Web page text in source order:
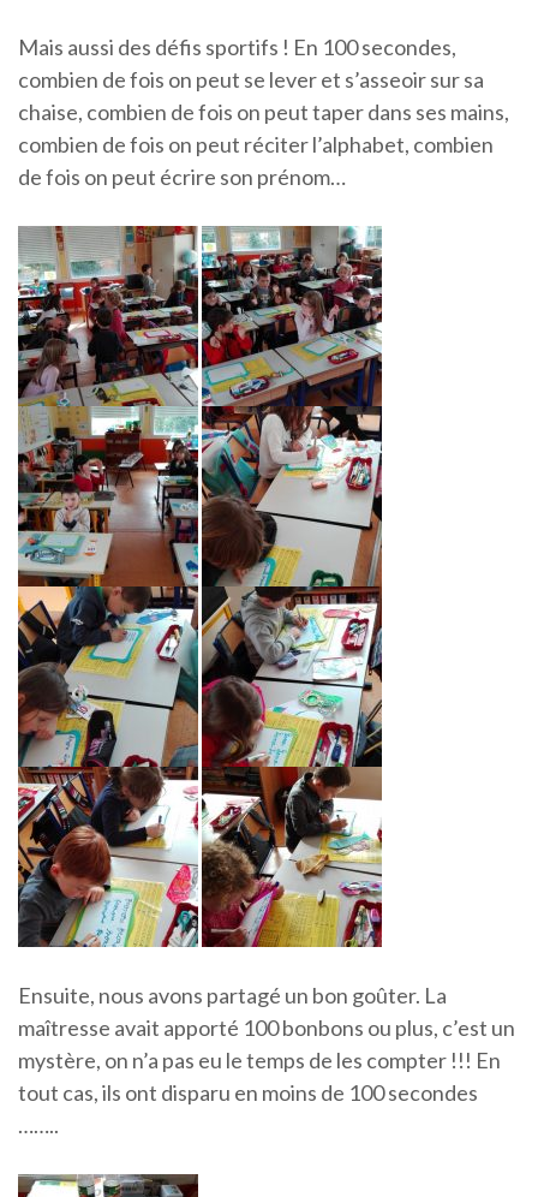
Mais aussi des défis sportifs ! En 100 secondes,
combien de fois on peut se lever et s’asseoir sur sa
chaise, combien de fois on peut taper dans ses mains,
combien de fois on peut réciter l’alphabet, combien
de fois on peut écrire son prénom…
Ensuite, nous avons partagé un bon goûter. La
maîtresse avait apporté 100 bonbons ou plus, c’est un
mystère, on n’a pas eu le temps de les compter !!! En
tout cas, ils ont disparu en moins de 100 secondes
……..